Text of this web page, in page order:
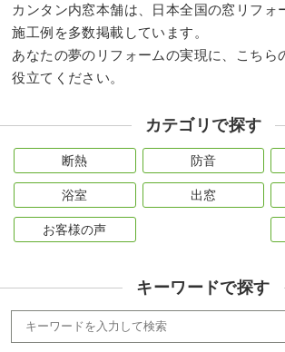
カンタン内窓本舗は、日本全国の窓リフォ
施工例を多数掲載しています。
あなたの夢のリフォームの実現に、こちら
役立てください。
カテゴリで探す
断熱 防音
浴室 出窓
お客様の声
キーワードで探す